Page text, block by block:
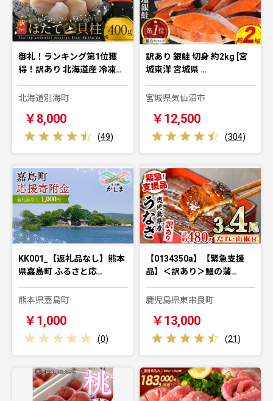
御礼！ランキング第1位獲
得！訳あり 北海道産 冷凍…
北海道別海町
￥8,000
(49)
訳あり 銀鮭 切身 約2kg [宮
城東洋 宮城県 …
宮城県気仙沼市
￥12,500
(304)
KK001_【返礼品なし】熊本
県嘉島町 ふるさと応…
熊本県嘉島町
￥1,000
(0)
【0134350a】【緊急支援
品】＜訳あり＞鰻の蒲…
鹿児島県東串良町
￥13,000
(21)